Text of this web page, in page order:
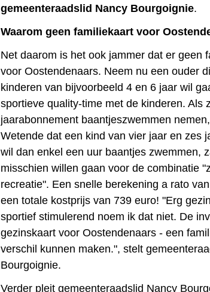
gemeenteraadslid Nancy Bourgoignie.
Waarom geen familiekaart voor
Net daarom is het ook jammer dat er geen
voor Oostendenaars. Neem nu een ouder
kinderen van bijvoorbeeld 4 en 6 jaar wil
sportieve quality-time met de kinderen. Als
jaarabonnement baantjeszwemmen
Wetende dat een kind van vier jaar en zes
wil dan enkel een uur baantjes zwemmen,
misschien willen gaan voor de combinatie
recreatie". Een snelle berekening a rato
een totale kostprijs van 739 euro! "Erg
sportief stimulerend noem ik dat niet. De
gezinskaart voor Oostendenaars - een
verschil kunnen maken.", stelt
Bourgoignie.
Verder pleit gemeenteraadslid Nancy